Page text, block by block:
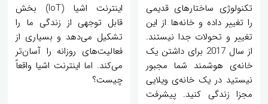
تکنولوژی ساختارهای قدیمی
را تغییر داده و خانه‌ها از این
تغییر و تحولات جدا نیستند.
از سال 2017 برای داشتن یک
خانه‌ی هوشمند شما مجبور
نیستید در یک خانه‌ی ویلایی
مجزا زندگی کنید. پیشرفت
اینترنت اشیا (IoT) بخش
قابل توجهی از زندگی ما را
تشکیل می‌دهد و بسیاری از
فعالیت‌های روزانه را آسان‌تر
می‌کند. اما اینترنت اشیا واقعاً
چیست؟